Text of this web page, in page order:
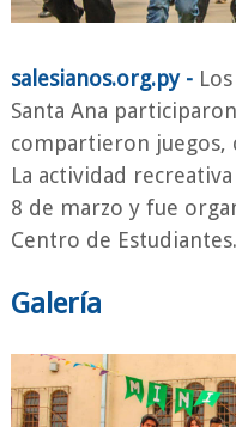
salesianos.org.py -
Santa Ana
compartieron juegos,
La actividad recreativa
8 de marzo yfue
Centro de Estudiantes.
Galería